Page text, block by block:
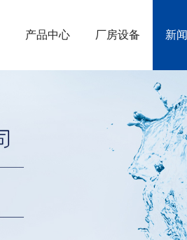
产品中心 厂房设备 新